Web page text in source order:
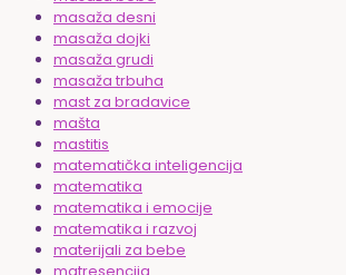
masaža desni
masaža dojki
masaža grudi
masaža trbuha
mast za bradavice
mašta
mastitis
matematička inteligencija
matematika
matematika i emocije
matematika i razvoj
materijali za bebe